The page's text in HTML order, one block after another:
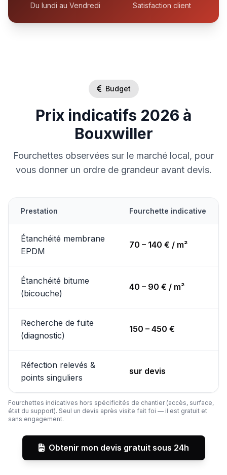
Du lundi au Vendredi Satisfaction client
Budget
Prix indicatifs 2026 à
Bouxwiller
Fourchettes observées sur le marché local, pour
vous donner un ordre de grandeur avant devis.
Prestation Fourchette indicative
Étanchéité membrane
EPDM
70 – 140 € / m²
Étanchéité bitume
(bicouche)
40 – 90 € / m²
Recherche de fuite
(diagnostic)
150 – 450 €
Réfection relevés &
points singuliers
sur devis
Fourchettes indicatives hors spécificités de chantier (accès, surface,
état du support). Seul un devis après visite fait foi — il est gratuit et
sans engagement.
Obtenir mon devis gratuit sous 24h